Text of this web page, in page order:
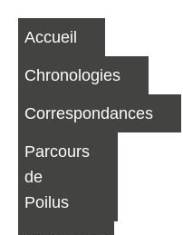
Accueil
Chronologies
Correspondances
Parcours
de
Poilus